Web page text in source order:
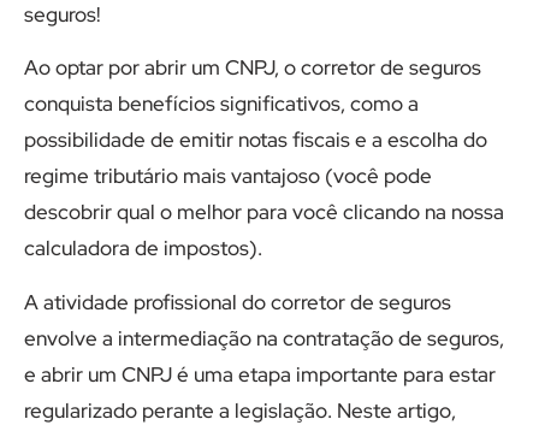
seguros!
Ao optar por abrir um CNPJ, o corretor de seguros
conquista benefícios significativos, como a
possibilidade de emitir notas fiscais e a escolha do
regime tributário mais vantajoso (você pode
descobrir qual o melhor para você clicando na nossa
calculadora de impostos).
A atividade profissional do corretor de seguros
envolve a intermediação na contratação de seguros,
e abrir um CNPJ é uma etapa importante para estar
regularizado perante a legislação. Neste artigo,